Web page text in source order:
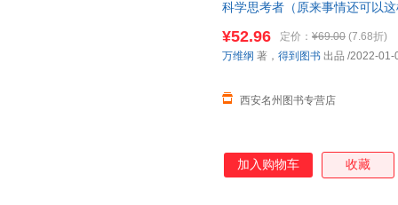
科学思考者（原来事情还可以
¥52.96 定价： ¥69.00 (7.68折)
西安名州图书专营店
万维纲 著， 得到图书 出品 /2022-01-
加入购物车 收藏